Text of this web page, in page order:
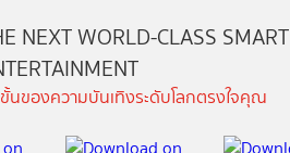
NEXT WORLD-CLASS SMART
นของความบันเทิงระดับโลกตรงใจคุณ